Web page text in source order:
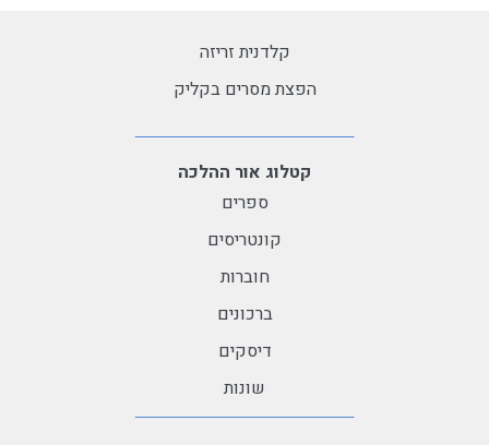
קלדנית זריזה
הפצת מסרים בקליק
קטלוג אור ההלכה
ספרים
קונטריסים
חוברות
ברכונים
דיסקים
שונות